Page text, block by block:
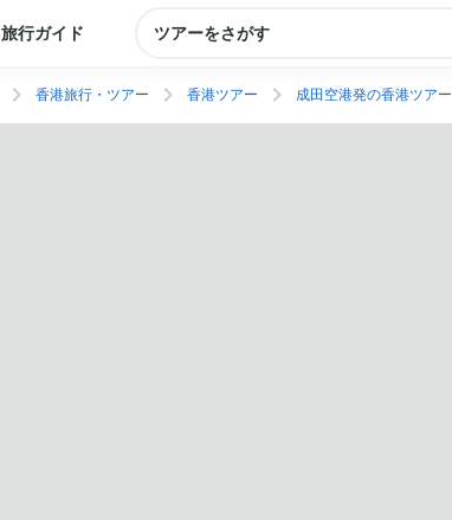
旅行ガイド ツアーをさがす
香港旅行・ツアー 香港ツアー 成田空港発の香港ツアー